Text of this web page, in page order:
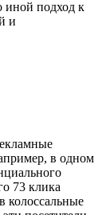
иной подход к
и
в одном
73 клика
колоссальные